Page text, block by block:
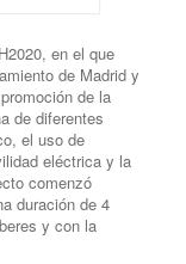
en el que
de Madrid y
de la
de diferentes
el uso de
eléctrica y la
comenzó
duración de 4
y con la